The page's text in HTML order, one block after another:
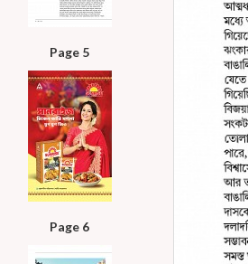
Page 5
Page 6